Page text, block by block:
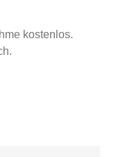
kostenlos.